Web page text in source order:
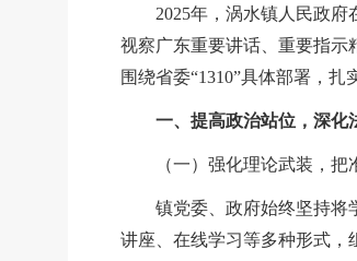
2025年，涡水镇人民政
视察广东重要讲话、重要指示
围绕省委“1310”具体部署，扎
一、提高政治站位，深化
（一）强化理论武装，把
镇党委、政府始终坚持将学
讲座、在线学习等多种形式，